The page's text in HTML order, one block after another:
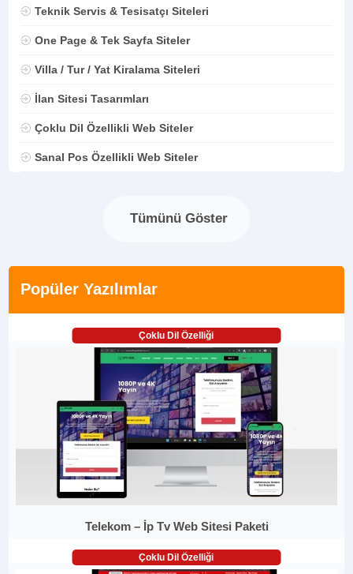
Teknik Servis & Tesisatçı Siteleri
One Page & Tek Sayfa Siteler
Villa / Tur / Yat Kiralama Siteleri
İlan Sitesi Tasarımları
Çoklu Dil Özellikli Web Siteler
Sanal Pos Özellikli Web Siteler
Tümünü Göster
Popüler Yazılımlar
Çoklu Dil Özelliği
Telekom – İp Tv Web Sitesi Paketi
Çoklu Dil Özelliği